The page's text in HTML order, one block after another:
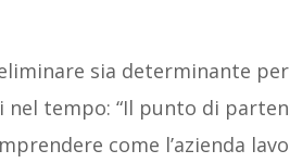
sia determinante
tempo: “Il punto di
come l’azienda